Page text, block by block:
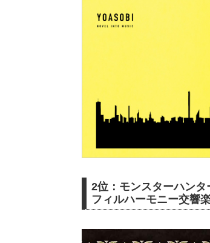
2位：モンスターハン
フィルハーモニー交響